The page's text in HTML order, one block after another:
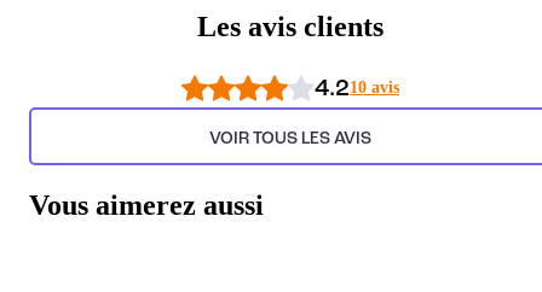
Les avis clients
4.210 avis
VOIR TOUS LES AVIS
Vous aimerez aussi